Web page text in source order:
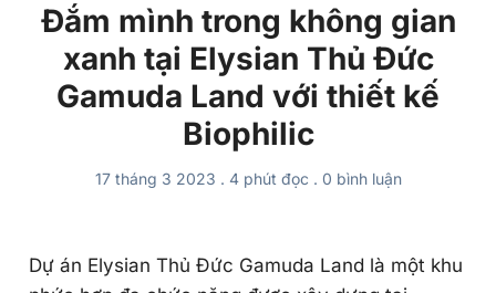
Đắm mình trong không gian
xanh tại Elysian Thủ Đức
Gamuda Land với thiết kế
Biophilic
17 tháng 3 2023 . 4 phút đọc . 0 bình luận
Dự án Elysian Thủ Đức Gamuda Land là một khu